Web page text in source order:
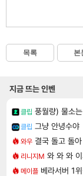
목록 본
지금 뜨는 인벤
클립 풍월량) 물소는
클립 그냥 안녕수야
와우 결국 돌고 돌
리니지M 와 와 와
메이플 베라서버 1